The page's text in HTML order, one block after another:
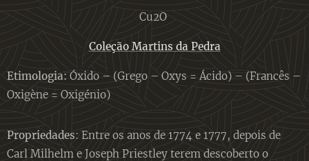
Cu2O
Coleção Martins da Pedra
Etimologia: Óxido – (Grego – Oxys = Ácido) – (Francês –
Oxigène = Oxigénio)
Propriedades: Entre os anos de 1774 e 1777, depois de
Carl Milhelm e Joseph Priestley terem descoberto o